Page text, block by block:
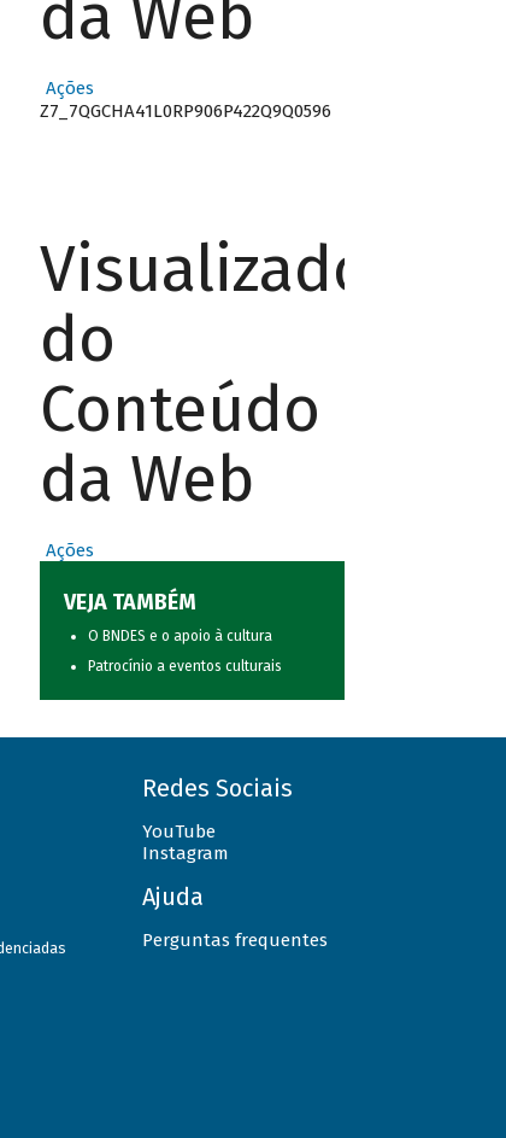
da Web
Ações
Z7_7QGCHA41L0RP906P422Q9Q0596
Visualizador
do
Conteúdo
da Web
Ações
VEJA TAMBÉM
O BNDES e o apoio à cultura
Patrocínio a eventos culturais
Redes Sociais
YouTube
Instagram
Ajuda
Perguntas frequentes